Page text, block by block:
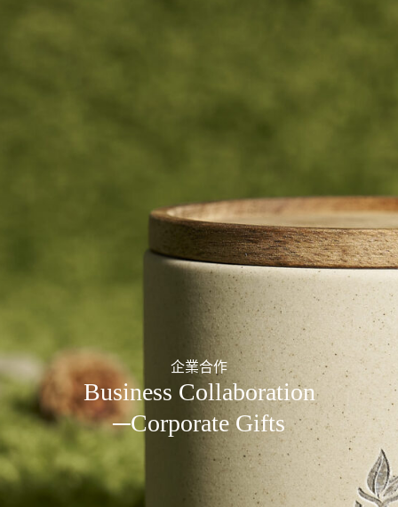
企業合作
Business Collaboration
─Corporate Gifts